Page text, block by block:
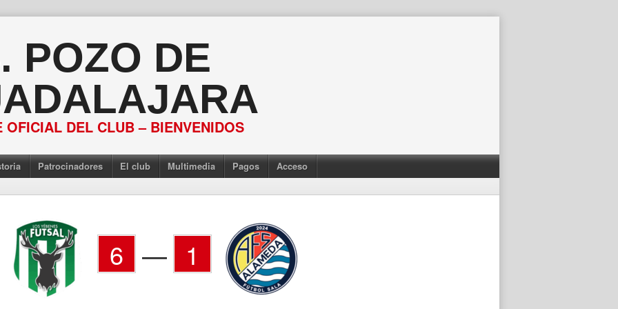
POZO DE
OFICIAL DEL CLUB – BIENVENIDOS
Patrocinadores El club Multimedia Pagos Acceso
6 — 1